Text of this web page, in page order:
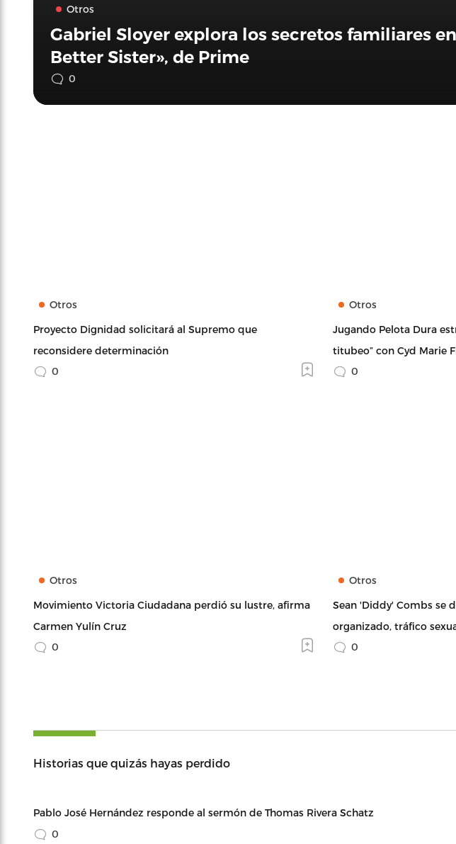
Otros
Gabriel Sloyer explora los secretos familiares
Better Sister», de Prime
0
Otros
Proyecto Dignidad solicitará al Supremo que
reconsidere determinación
0
Otros
Jugando Pelota Dura
titubeo” con Cyd Marie
0
Otros
Movimiento Victoria Ciudadana perdió su lustre, afirma
Carmen Yulín Cruz
0
Otros
Sean 'Diddy' Combs se
organizado, tráfico
0
Historias que quizás hayas perdido
Pablo José Hernández responde al sermón de Thomas Rivera Schatz
0